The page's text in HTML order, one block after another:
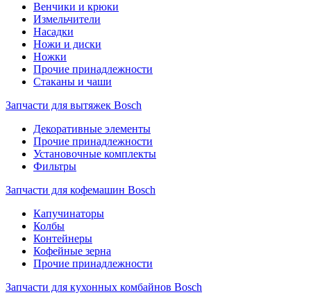
Венчики и крюки
Измельчители
Насадки
Ножи и диски
Ножки
Прочие принадлежности
Стаканы и чаши
Запчасти для вытяжек Bosch
Декоративные элементы
Прочие принадлежности
Установочные комплекты
Фильтры
Запчасти для кофемашин Bosch
Капучинаторы
Колбы
Контейнеры
Кофейные зерна
Прочие принадлежности
Запчасти для кухонных комбайнов Bosch